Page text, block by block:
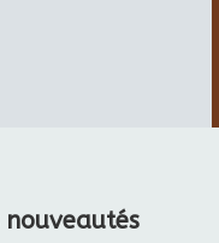
nouveautés